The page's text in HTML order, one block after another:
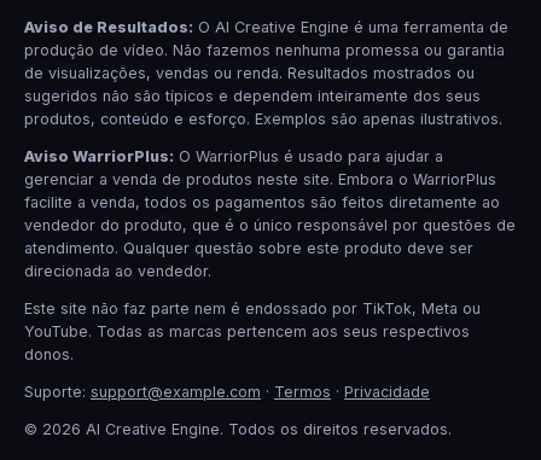
Aviso de Resultados: O AI Creative Engine é uma ferramenta de
produção de vídeo. Não fazemos nenhuma promessa ou garantia
de visualizações, vendas ou renda. Resultados mostrados ou
sugeridos não são típicos e dependem inteiramente dos seus
produtos, conteúdo e esforço. Exemplos são apenas ilustrativos.
Aviso WarriorPlus: O WarriorPlus é usado para ajudar a
gerenciar a venda de produtos neste site. Embora o WarriorPlus
facilite a venda, todos os pagamentos são feitos diretamente ao
vendedor do produto, que é o único responsável por questões de
atendimento. Qualquer questão sobre este produto deve ser
direcionada ao vendedor.
Este site não faz parte nem é endossado por TikTok, Meta ou
YouTube. Todas as marcas pertencem aos seus respectivos
donos.
Suporte: support@example.com · Termos · Privacidade
© 2026 AI Creative Engine. Todos os direitos reservados.